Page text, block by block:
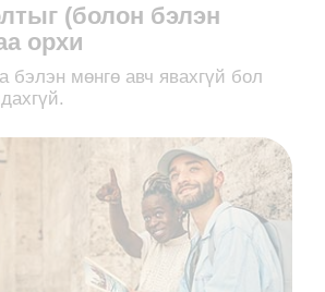
(болон бэлэн
орхи
бэлэн мөнгө авч явахгүй бол